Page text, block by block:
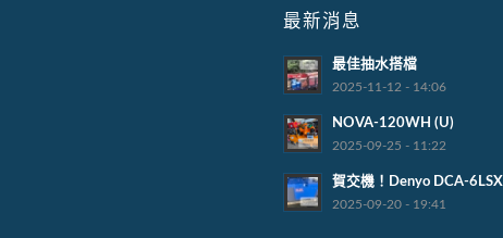
最新消息
最佳抽水搭檔
2025-11-12 - 14:06
NOVA-120WH (U)
2025-09-25 - 11:22
賀交機！Denyo DCA-6LSX
2025-09-20 - 19:41